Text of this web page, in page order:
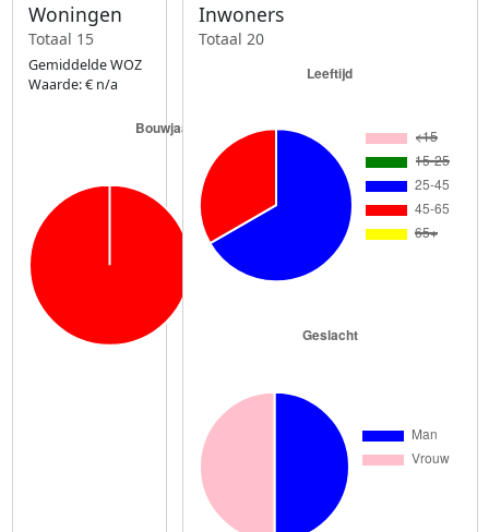
Woningen
Totaal 15
Gemiddelde WOZ
Waarde: € n/a
Inwoners
Totaal 20